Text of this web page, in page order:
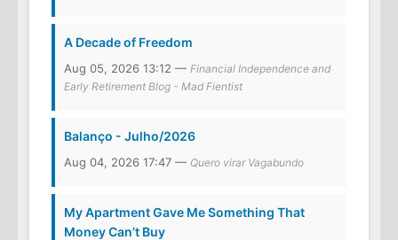
A Decade of Freedom
Aug 05, 2026 13:12 — Financial Independence and
Early Retirement Blog - Mad Fientist
Balanço - Julho/2026
Aug 04, 2026 17:47 — Quero virar Vagabundo
My Apartment Gave Me Something That
Money Can’t Buy